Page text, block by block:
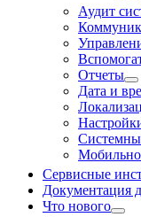
Аудит
Отчеты
Дата и
Сервисные
Документация
Что нового